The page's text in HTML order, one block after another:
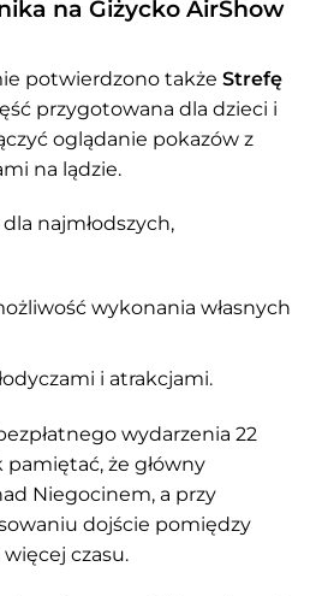
na Giżycko AirShow
potwierdzono także Strefę
przygotowana dla dzieci i
oglądanie pokazów z
na lądzie.
najmłodszych,
wykonania własnych
i atrakcjami.
wydarzenia 22
że główny
Niegocinem, a przy
dojście pomiędzy
czasu.